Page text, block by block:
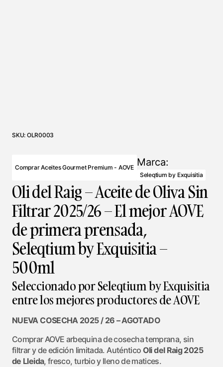
SKU: OLR0003
Comprar Aceites Gourmet Premium - AOVE Marca:
Seleqtium by Exquisitia
Oli del Raig – Aceite de Oliva Sin
Filtrar 2025/26 – El mejor AOVE
de primera prensada,
Seleqtium by Exquisitia –
500ml
Seleccionado por Seleqtium by Exquisitia
entre los mejores productores de AOVE
NUEVA COSECHA 2025 / 26 – AGOTADO
Comprar AOVE arbequina de cosecha temprana, sin
filtrar y de edición limitada. Auténtico Oli del Raig 2025
de Lleida, fresco, turbio y lleno de matices.